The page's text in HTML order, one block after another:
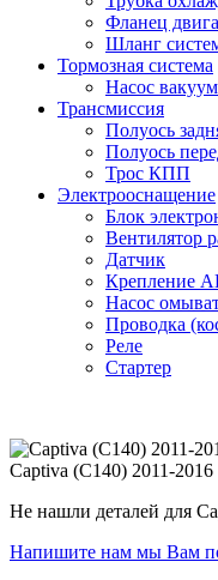
Фланец
Шланг
Тормозная система
Насос
Трансмиссия
Полуось
Полуось
Трос КПП
Электрооснащение
Блок
Вентилятор
Датчик
Крепление
Насос
Проводка
Реле
Стартер
Captiva (C140) 2011-2016
Не нашли деталей для
Напишите нам мы Вам